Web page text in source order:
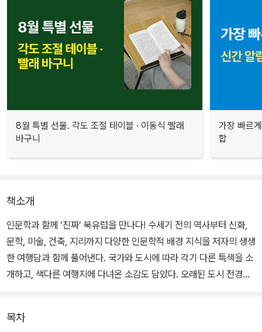
8월 특별 선물. 각도 조절 테이블 · 이동식 빨래
바구니
가장 빠르
합
책소개
인문학과 함께 ‘진짜’ 북유럽을 만나다! 수세기 전의 역사부터 신화,
문학, 미술, 건축, 지리까지 다양한 인문학적 배경 지식을 저자의 생생
한 여행담과 함께 풀어낸다. 국가와 도시에 따라 각기 다른 특색을 소
개하고, 색다른 여행지에 다녀온 소감도 담았다. 오래된 도시 전경이
아가는 방식을 담아냈다는 것에 의미가 있는 책이다.
목차